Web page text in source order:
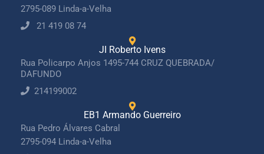
2795-089 Linda-a-Velha
21 419 08 74
JI Roberto Ivens
Rua Policarpo Anjos 1495-744 CRUZ QUEBRADA/
DAFUNDO
214199002
EB1 Armando Guerreiro
Rua Pedro Álvares Cabral
2795-094 Linda-a-Velha